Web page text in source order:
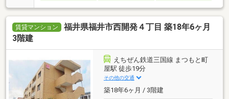
賃貸マンション
福井県福井市西開発４丁目 築18年6ヶ月
3階建
えちぜん鉄道三国線 まつもと町
屋駅 徒歩19分
その他の交通
築18年6ヶ月 / 3階建